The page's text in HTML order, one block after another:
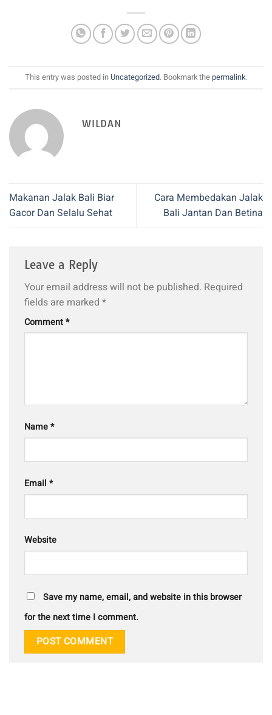
This entry was posted inUncategorized. Bookmark thepermalink.
WILDAN
Makanan Jalak Bali Biar
Gacor Dan Selalu Sehat
Cara Membedakan Jalak
Bali Jantan Dan Betina
Leave a Reply
Your email address will not be published. Required
fields are marked *
Comment*
Name*
Email *
Website
Save my name, email, and website in this browser
for the next time I comment.